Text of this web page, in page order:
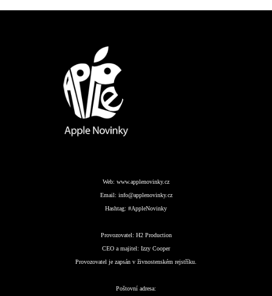
Web: www.applenovinky.cz
Email: info@applenovinky.cz
Hashtag: #AppleNovinky
Provozovatel: H2 Production
CEO a majitel: Izzy Cooper
Provozovatel je zapsán v živnostenském rejstříku.
Poštovní adresa: